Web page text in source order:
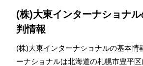
(株)大東インターナショナ
判情報
(株)大東インターナショナルの基本情
ーナショナルは北海道の札幌市豊平